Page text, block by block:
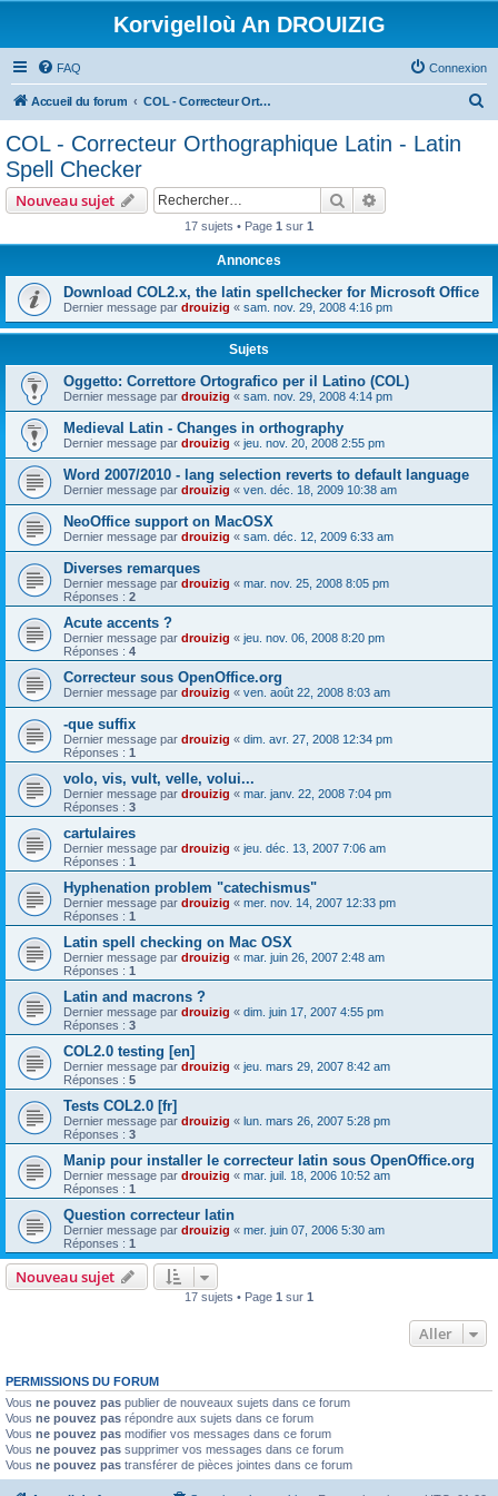
Korvigelloù An DROUIZIG
FAQ Connexion
Accueil du forum COL - Correcteur Orthographique Latin - Latin Spell Checker
COL - Correcteur Orthographique Latin - Latin
Spell Checker
Nouveau sujet Rechercher
17 sujets • Page 1 sur 1
Annonces
Download COL2.x, the latin spellchecker for Microsoft Office
Dernier message par drouizig « sam. nov. 29, 2008 4:16 pm
Sujets
Oggetto: Correttore Ortografico per il Latino (COL)
Dernier message par drouizig « sam. nov. 29, 2008 4:14 pm
Medieval Latin - Changes in orthography
Dernier message par drouizig « jeu. nov. 20, 2008 2:55 pm
Word 2007/2010 - lang selection reverts to default language
Dernier message par drouizig « ven. déc. 18, 2009 10:38 am
NeoOffice support on MacOSX
Dernier message par drouizig « sam. déc. 12, 2009 6:33 am
Diverses remarques
Dernier message par drouizig « mar. nov. 25, 2008 8:05 pm
Réponses : 2
Acute accents ?
Dernier message par drouizig « jeu. nov. 06, 2008 8:20 pm
Réponses : 4
Correcteur sous OpenOffice.org
Dernier message par drouizig « ven. août 22, 2008 8:03 am
-que suffix
Dernier message par drouizig « dim. avr. 27, 2008 12:34 pm
Réponses : 1
volo, vis, vult, velle, volui...
Dernier message par drouizig « mar. janv. 22, 2008 7:04 pm
Réponses : 3
cartulaires
Dernier message par drouizig « jeu. déc. 13, 2007 7:06 am
Réponses : 1
Hyphenation problem "catechismus"
Dernier message par drouizig « mer. nov. 14, 2007 12:33 pm
Réponses : 1
Latin spell checking on Mac OSX
Dernier message par drouizig « mar. juin 26, 2007 2:48 am
Réponses : 1
Latin and macrons ?
Dernier message par drouizig « dim. juin 17, 2007 4:55 pm
Réponses : 3
COL2.0 testing [en]
Dernier message par drouizig « jeu. mars 29, 2007 8:42 am
Réponses : 5
Tests COL2.0 [fr]
Dernier message par drouizig « lun. mars 26, 2007 5:28 pm
Réponses : 3
Manip pour installer le correcteur latin sous OpenOffice.org
Dernier message par drouizig « mar. juil. 18, 2006 10:52 am
Réponses : 1
Question correcteur latin
Dernier message par drouizig « mer. juin 07, 2006 5:30 am
Réponses : 1
Nouveau sujet
17 sujets • Page 1 sur 1
Aller
PERMISSIONS DU FORUM
Vous ne pouvez pas publier de nouveaux sujets dans ce forum
Vous ne pouvez pas répondre aux sujets dans ce forum
Vous ne pouvez pas modifier vos messages dans ce forum
Vous ne pouvez pas supprimer vos messages dans ce forum
Vous ne pouvez pas transférer de pièces jointes dans ce forum